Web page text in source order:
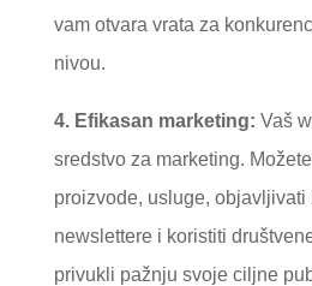
vam otvara vrata za
nivou.
4. Efikasan marketing: Vaš
sredstvo za marketing.
proizvode, usluge, objavljivati
newslettere i koristiti
privukli pažnju svoje ciljne